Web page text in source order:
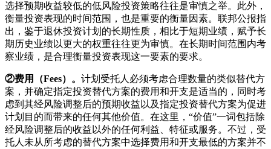
选择预期收益较低的低风险投资策略往往是审慎之举。此外，
衡量投资表现的时间范围，也是重要的衡量因素。联邦公报指
出，鉴于退休投资计划的长期性质，相比于短期业绩，赋予长
期历史业绩以更大的权重往往更为审慎。在长期时间范围内考
察业绩，是合理衡量投资表现这一要素的要求。
②费用（Fees） 。 计划受托人必须考虑合理数量的类似替代方
案，并确定指定投资替代方案的费用和开支是适当的，同时考
虑到其经风险调整后的预期收益以及指定投资替代方案为促进
计划目的而带来的任何其他价值。在这里，“价值”一词包括除
经风险调整后的收益以外的任何利益、特征或服务。不过，受
托人未从所考虑的替代方案中选择费用和开支最低的方案并不